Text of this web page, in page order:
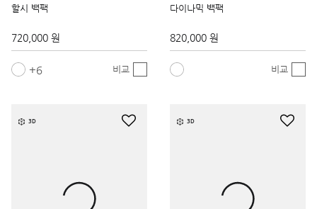
할시 백팩
720,000 원
6 비교
다이나믹 백팩
820,000 원
비교
3D 3D